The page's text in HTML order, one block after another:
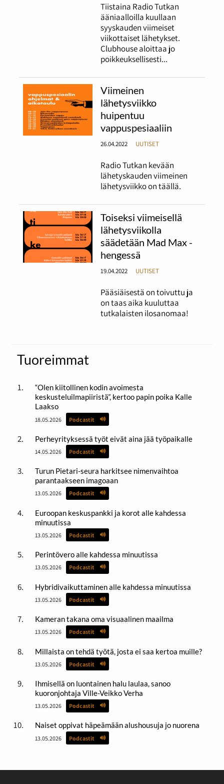
Tiistaina Radio Tutkan
ääniaalloilla kuullaan
syyskauden viimeiset
viikottaiset lähetykset.
Clubhouse aloittaa jo
poikkeuksellisesti...
Viimeinen
lähetysviikko
huipentuu
vappuspesiaaliin
26.04.2022 UUTISET
Radio Tutkan kevään
lähetyskauden viimeinen
lähetysviikko on täällä.
Toiseksi viimeisellä
lähetysviikolla
säädetään Mad Max -
hengessä
19.04.2022 UUTISET
Pääsiäisestä on toivuttu ja
on taas aika kuuluttaa
tutkalaisten ilosanomaa!
Tuoreimmat
“Olen kiitollinen kodin avoimesta
keskusteluilmapiiristä”, kertoo papin poika Kalle
Laakso
18.05.2026 Podcastit
Perheyrityksessä työt eivät aina jää työpaikalle
14.05.2026 Podcastit
Turun Pietari-seura harkitsee nimenvaihtoa
parantaakseen imagoaan
13.05.2026 Podcastit
Euroopan keskuspankki ja korot alle kahdessa
minuutissa
13.05.2026 Podcastit
Perintövero alle kahdessa minuutissa
13.05.2026 Podcastit
Hybridivaikuttaminen alle kahdessa minuutissa
13.05.2026 Podcastit
Kameran takana oma visuaalinen maailma
13.05.2026 Podcastit
Millaista on tehdä työtä, josta ei saa kertoa muille?
13.05.2026 Podcastit
Ihmisellä on luontainen halu laulaa, sanoo
kuoronjohtaja Ville-Veikko Verha
13.05.2026 Podcastit
Naiset oppivat häpeämään alushousuja jo nuorena
13.05.2026 Podcastit